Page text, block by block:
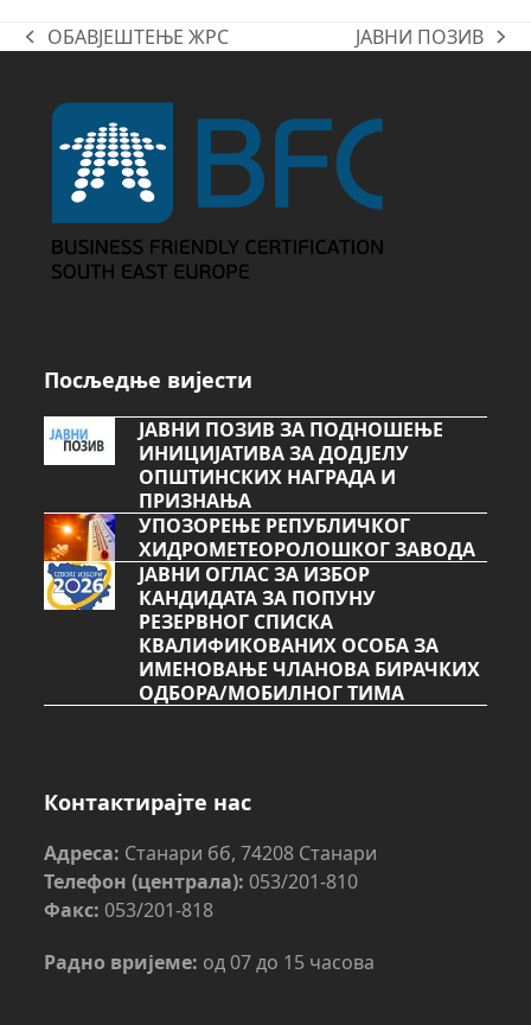
previous
ОБАВЈЕШТЕЊЕ ЖРС
next
ЈАВНИ ПОЗИВ
Посљедње вијести
ЈАВНИ ПОЗИВ ЗА ПОДНОШЕЊЕ
ИНИЦИЈАТИВА ЗА ДОДЈЕЛУ
ОПШТИНСКИХ НАГРАДА И
ПРИЗНАЊА
УПОЗОРЕЊЕ РЕПУБЛИЧКОГ
ХИДРОМЕТЕОРОЛОШКОГ ЗАВОДА
ЈАВНИ ОГЛАС ЗА ИЗБОР
КАНДИДАТА ЗА ПОПУНУ
РЕЗЕРВНОГ СПИСКА
КВАЛИФИКОВАНИХ ОСОБА ЗА
ИМЕНОВАЊЕ ЧЛАНОВА БИРАЧКИХ
ОДБОРА/МОБИЛНОГ ТИМА
Контактирајте нас
Адреса: Станари бб, 74208 Станари
Телефон (централа): 053/201-810
Факс: 053/201-818
Радно вријеме: од 07 до 15 часова